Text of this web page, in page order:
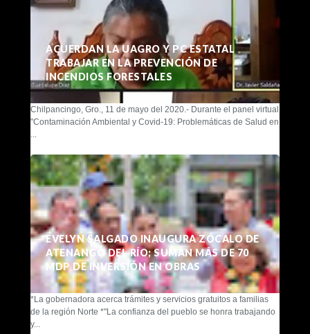
ACUERDAN LA UAGRO Y PC ESTATAL
TRABAJAR EN LA PREVENCIÓN DE
INCENDIOS FORESTALES
Chilpancingo, Gro., 11 de mayo del 2020.- Durante el panel virtual
"Contaminación Ambiental y Covid-19: Problemáticas de Salud en
...
EVELYN SALGADO INAUGURA ZÓCALO DE
ATENANGO DEL RÍO; SUMAN MÁS DE 70
MDP DE INVERSIÓN EN OBRAS
*La gobernadora acerca trámites y servicios gratuitos a familias
de la región Norte *"La confianza del pueblo se honra trabajando
y...